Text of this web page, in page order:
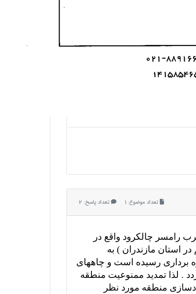
تعداد موضوع: 1 تعداد پاسخ: 2
تامین آب شرب رامسر چالکرود واقع در
استان مازندران ) به
برداری رسیده است و چاههای
. لذا تمدید ممنوعیت منطقه
منطقه مورد نظر